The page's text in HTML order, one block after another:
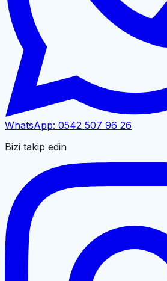
WhatsApp: 0542 507 96 26
Bizi takip edin